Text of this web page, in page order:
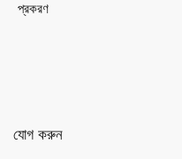
প্রকরণ
যোগ করুন